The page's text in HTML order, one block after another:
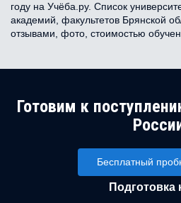
году на Учёба.ру. Список
академий, факультетов Брянской
отзывами, фото, стоимостью
Готовим к
Бесплатный
Подготовка